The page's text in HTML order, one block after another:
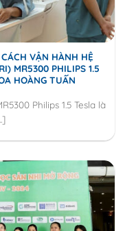
VẬN HÀNH HỆ
MR5300 PHILIPS 1.5
HOÀNG TUẤN
Philips 1.5 Tesla là